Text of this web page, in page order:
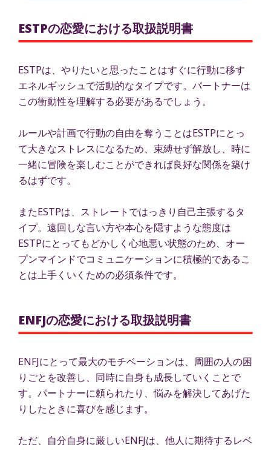
ESTPの恋愛における取扱説明書
ESTPは、やりたいと思ったことはすぐに行動に移す
エネルギッシュで活動的なタイプです。パートナーは
この衝動性を理解する必要があるでしょう。
ルールや計画で行動の自由を奪うことはESTPにとっ
て大きなストレスになるため、束縛せず解放し、時に
一緒に冒険を楽しむことができれば良好な関係を築け
るはずです。
またESTPは、ストレートではっきり自己主張するタ
イプ。遠回しな言い方や本心を隠すような態度は
ESTPにとってもどかしく心地悪い状態のため、オー
プンマインドでコミュニケーションに積極的であるこ
とは上手くいくための必須条件です。
ENFJの恋愛における取扱説明書
ENFJにとって最大のモチベーションは、周囲の人の困
りごとを改善し、同時に自身も成長していくことで
す。パートナーに頼られたり、悩みを解決してあげた
りしたときに喜びを感じます。
ただ、自分自身に厳しいENFJは、他人に期待するレベ